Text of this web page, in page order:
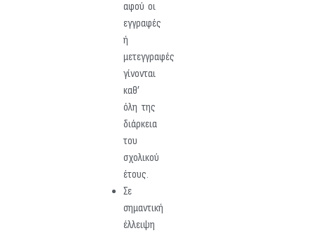
αφού οι
εγγραφές
ή
μετεγγραφές
γίνονται
καθ’
όλη της
διάρκεια
του
σχολικού
έτους.
Σε
σημαντική
έλλειψη